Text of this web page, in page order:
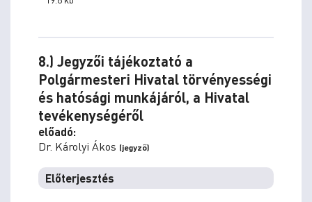
8.) Jegyzői tájékoztató a
Polgármesteri Hivatal törvényességi
és hatósági munkájáról, a Hivatal
tevékenységéről
előadó:
Dr. Károlyi Ákos (jegyző)
Előterjesztés